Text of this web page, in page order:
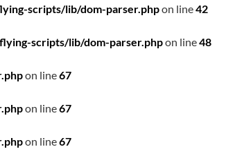
scripts/lib/dom-parser.phpon line42
scripts/lib/dom-parser.phpon line48
on line67
on line67
on line67